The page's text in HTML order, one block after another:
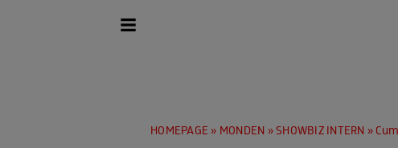
HOMEPAGE » MONDEN »SHOWBIZ INTERN » Cum a